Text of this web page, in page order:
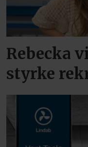
Rebecka
styrke